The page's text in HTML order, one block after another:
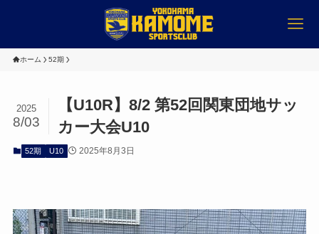
ホーム 52期
【U10R】8/2 第52回関東団地サッ
カー大会U10
2025
8/03
52期 U10 2025年8月3日